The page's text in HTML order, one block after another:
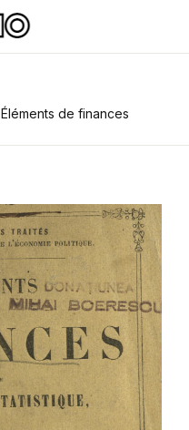
Éléments de finances